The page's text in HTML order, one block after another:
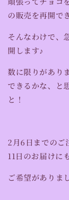
の販売を再開で
そんなわけで、
開します♪
数に限りがあり
できるかな、と
と！
2月6日までのご
11日のお届けに
ご希望がありま